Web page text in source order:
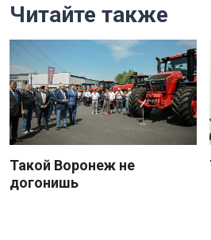
Читайте также
Такой Воронеж не
догонишь